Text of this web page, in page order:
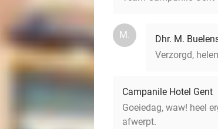
M.
Dhr. M.
Verzorgd,
Campanile Hotel Gent
Goeiedag, waw! heel
afwerpt.